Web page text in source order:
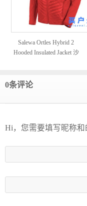
Salewa Ortles Hybrid 2
Hooded Insulated Jacket 沙
0条评论
Hi，您需要填写昵称和